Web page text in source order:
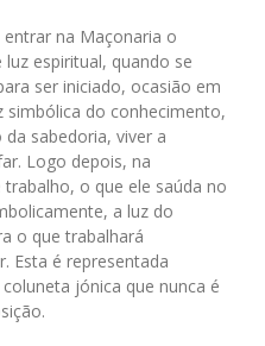
na Maçonaria o
espiritual, quando se
ser iniciado, ocasião em
simbólica do conhecimento,
sabedoria, viver a
Logo depois, na
o que ele saúda no
a luz do
o que trabalhará
Esta é representada
jónica que nunca é